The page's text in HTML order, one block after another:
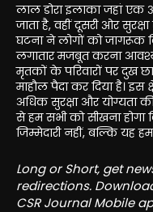
लाल डोरा इलाका जहां
जाता है, वहीं दूसरी ओर
घटना ने लोगों को जागरूक
लगातार मजबूत करना
मृतकों के परिवारों पर दुख
माहौल पैदा कर दिया है। इस
अधिक सुरक्षा और योग्यता
से हम सभी को सीखना होगा
जिम्मेदारी नहीं, बल्कि यह
Long or Short, get
redirections.
CSR Journal Mobile